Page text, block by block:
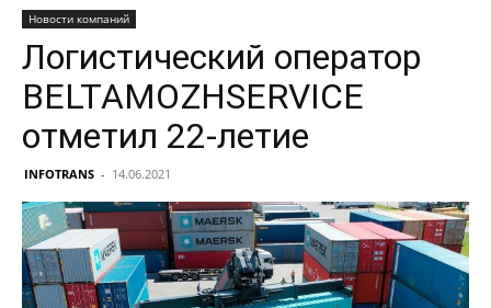
Новости компаний
Логистический оператор
BELTAMOZHSERVICE
отметил 22-летие
INFOTRANS - 14.06.2021